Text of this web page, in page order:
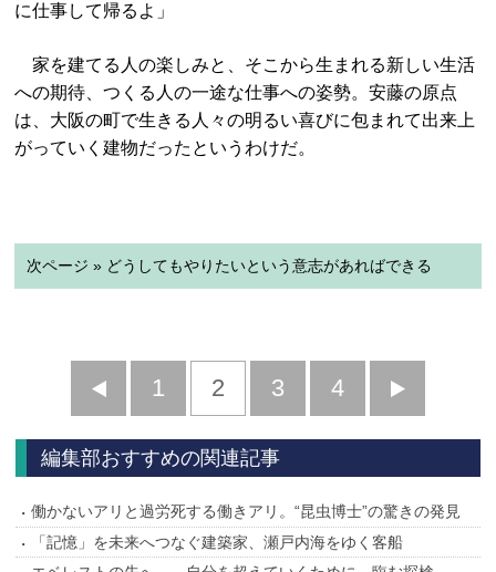
に仕事して帰るよ」
家を建てる人の楽しみと、そこから生まれる新しい生活
への期待、つくる人の一途な仕事への姿勢。安藤の原点
は、大阪の町で生きる人々の明るい喜びに包まれて出来上
がっていく建物だったというわけだ。
次ページ » どうしてもやりたいという意志があればできる
前
へ
1 2 3 4
へ
編集部おすすめの関連記事
働かないアリと過労死する働きアリ。“昆虫博士”の驚きの発見
「記憶」を未来へつなぐ建築家、瀬戸内海をゆく客船